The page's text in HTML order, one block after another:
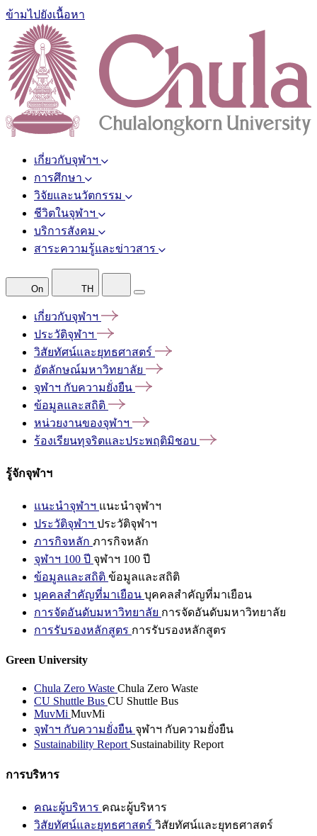
ข้ามไปยังเนื้อหา
เกี่ยวกับจุฬาฯ
การศึกษา
วิจัยและนวัตกรรม
ชีวิตในจุฬาฯ
บริการสังคม
สาระความรู้และข่าวสาร
On TH
เกี่ยวกับจุฬาฯ
ประวัติจุฬาฯ
วิสัยทัศน์และยุทธศาสตร์
อัตลักษณ์มหาวิทยาลัย
จุฬาฯ กับความยั่งยืน
ข้อมูลและสถิติ
หน่วยงานของจุฬาฯ
ร้องเรียนทุจริตและประพฤติมิชอบ
รู้จักจุฬาฯ
แนะนำจุฬาฯ แนะนำจุฬาฯ
ประวัติจุฬาฯ ประวัติจุฬาฯ
ภารกิจหลัก ภารกิจหลัก
จุฬาฯ 100 ปี จุฬาฯ 100 ปี
ข้อมูลและสถิติ ข้อมูลและสถิติ
บุคคลสำคัญที่มาเยือน บุคคลสำคัญที่มาเยือน
การจัดอันดับมหาวิทยาลัย การจัดอันดับมหาวิทยาลัย
การรับรองหลักสูตร การรับรองหลักสูตร
Green University
Chula Zero Waste Chula Zero Waste
CU Shuttle Bus CU Shuttle Bus
MuvMi MuvMi
จุฬาฯ กับความยั่งยืน จุฬาฯ กับความยั่งยืน
Sustainability Report Sustainability Report
การบริหาร
คณะผู้บริหาร คณะผู้บริหาร
วิสัยทัศน์และยุทธศาสตร์ วิสัยทัศน์และยุทธศาสตร์